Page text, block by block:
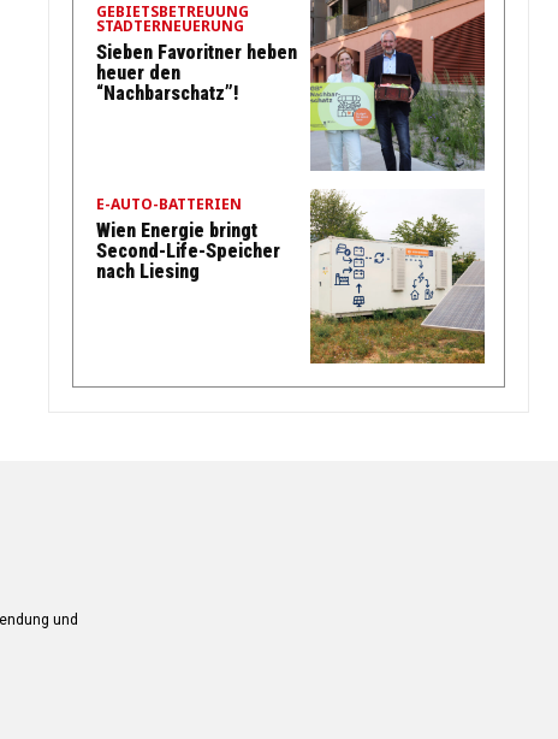
GEBIETSBETREUUNG
STADTERNEUERUNG
Sieben Favoritner heben
heuer den
“Nachbarschatz”!
E-AUTO-BATTERIEN
Wien Energie bringt
Second-Life-Speicher
nach Liesing
und